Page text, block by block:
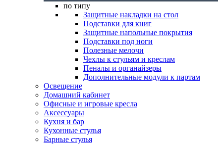
по типу
Защитные накладки на стол
Подставки для книг
Защитные напольные покрытия
Подставки под ноги
Полезные мелочи
Чехлы к стульям и креслам
Пеналы и органайзеры
Дополнительные модули к партам
Освещение
Домашний кабинет
Офисные и игровые кресла
Аксессуары
Кухня и бар
Кухонные стулья
Барные стулья